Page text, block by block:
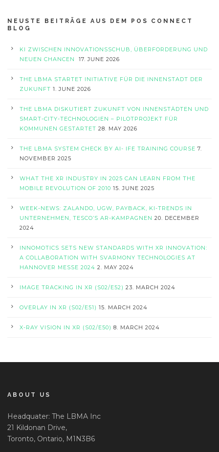
NEUSTE BEITRÄGE AUS DEM POS CONNECT
BLOG
KI ZWISCHEN INNOVATIONSSCHUB, ÜBERFORDERUNG UND
NEUEN CHANCEN
17. JUNE 2026
THE LBMA STARTET INITIATIVE FÜR DIE INNENSTADT DER
ZUKUNFT 1. JUNE 2026
THE LBMA DISKUTIERT ZUKUNFT VON INNENSTÄDTEN UND
SMART-CITY-TECHNOLOGIEN – PILOTPROJEKT FÜR
KOMMUNEN GESTARTET 28. MAY 2026
THE LBMA SYSTEM CHECK BY AI- IFE TRAINING COURSE 7.
NOVEMBER 2025
WHAT THE XR INDUSTRY IN 2025 CAN LEARN FROM THE
MOBILE REVOLUTION OF 2010 15. JUNE 2025
WEEK-NEWS: ZALANDO, UGW, PAYBACK, KI-TRENDS IN
UNTERNEHMEN, TESCO’S AR-KAMPAGNEN 20. DECEMBER
2024
INNOMOTICS SETS NEW STANDARDS WITH XR INNOVATION:
A COLLABORATION WITH SVARMONY TECHNOLOGIES AT
HANNOVER MESSE 2024 2. MAY 2024
IMAGE TRACKING IN XR (S02/E52) 23. MARCH 2024
OVERLAY IN XR (S02/E51) 15. MARCH 2024
X-RAY VISION IN XR (S02/E50) 8. MARCH 2024
ABOUT US
Headquater: The LBMA Inc
21 Kildonan Drive,
Toronto, Ontario, M1N3B6